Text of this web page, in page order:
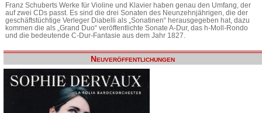
Franz Schuberts Werke für Violine und Klavier haben genau den Umfang, der
auf zwei CDs passt. Es sind die drei Sonaten des Neunzehnjährigen, die der
geschäftstüchtige Verleger Diabelli als „Sonatinen“ herausgegeben hat, dazu
kommen die als „Grand Duo“ veröffentlichte Sonate A-Dur, das h-Moll-Rondo
und die bedeutende C-Dur-Fantasie aus dem Jahr 1827.
Neuveröffentlichungen